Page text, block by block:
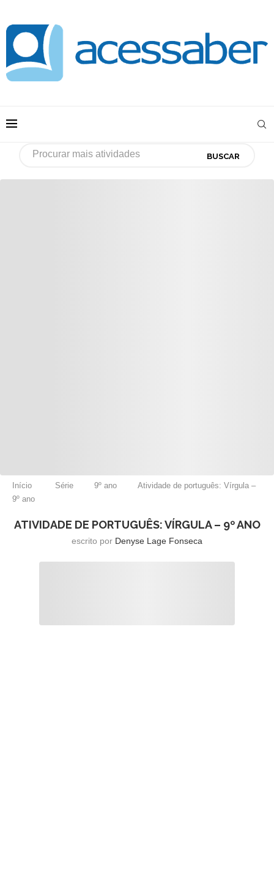
BUSCAR
Início Série 9º ano
Atividade de português: Vírgula –
9º ano
ATIVIDADE DE PORTUGUÊS: VÍRGULA – 9º ANO
escrito por Denyse Lage Fonseca